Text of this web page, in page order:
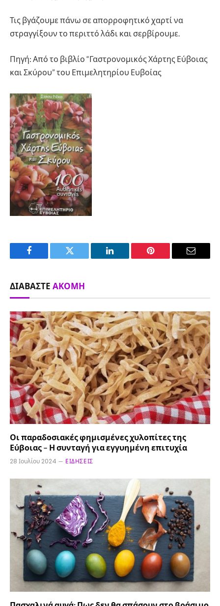
Τις βγάζουμε πάνω σε απορροφητικό χαρτί να
στραγγίξουν το περιττό λάδι και σερβίρουμε.
Πηγή: Από το βιβλίο “Γαστρονομικός Χάρτης Εύβοιας
και Σκύρου” του Επιμελητηρίου Ευβοίας
Facebook Twitter LinkedIn Pinterest Email
ΔΙΑΒΆΣΤΕ ΑΚΌΜΗ
Οι παραδοσιακές φημισμένες χυλοπίτες της
Εύβοιας – Η συνταγή για εγγυημένη επιτυχία
28 Ιουλίου 2024 ΕΙΔΉΣΕΙΣ